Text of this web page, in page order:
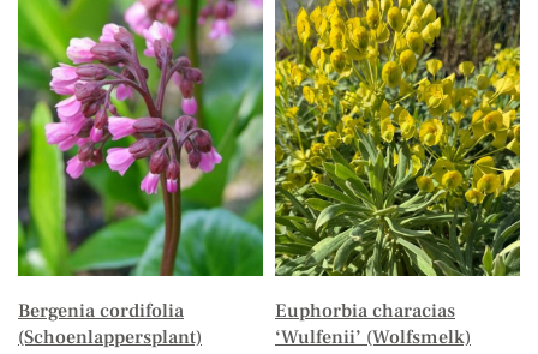
Bergenia cordifolia
(Schoenlappersplant)
Euphorbia characias
‘Wulfenii’ (Wolfsmelk)